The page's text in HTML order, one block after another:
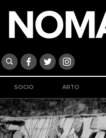
SOCIO ARTO